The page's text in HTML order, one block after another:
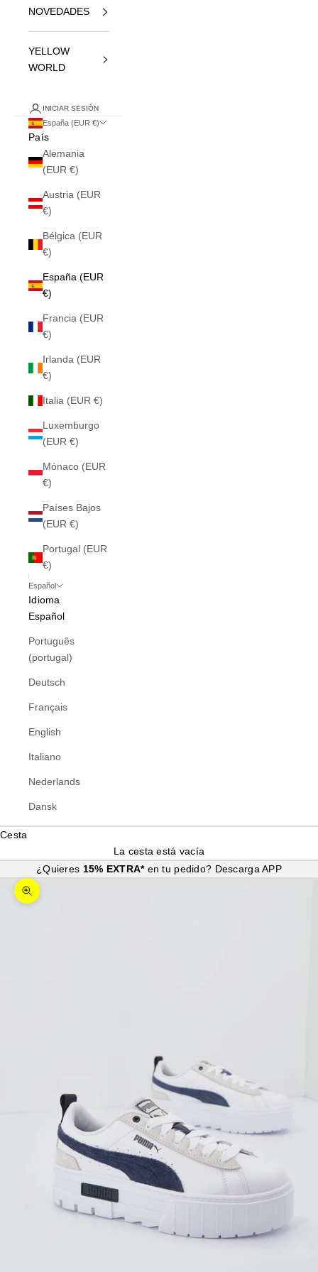
NOVEDADES
YELLOW
WORLD
INICIAR SESIÓN
España (EUR €)
País
Alemania
(EUR €)
Austria (EUR
€)
Bélgica (EUR
€)
España (EUR
€)
Francia (EUR
€)
Irlanda (EUR
€)
Italia (EUR €)
Luxemburgo
(EUR €)
Mónaco (EUR
€)
Países Bajos
(EUR €)
Portugal (EUR
€)
Español
Idioma
Español
Português
(portugal)
Deutsch
Français
English
Italiano
Nederlands
Dansk
Cesta
La cesta está vacía
¿Quieres 15% EXTRA* en tu pedido? Descarga APP
Zoom